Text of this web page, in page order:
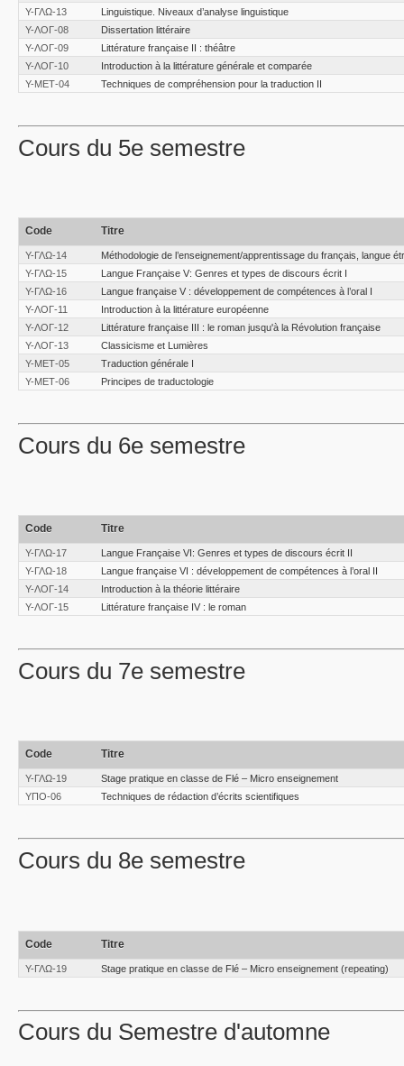
Υ-ΓΛΩ-13
Linguistique. Niveaux d’analyse linguistique
Υ-ΛΟΓ-08
Dissertation littéraire
Υ-ΛΟΓ-09
Littérature française II : théâtre
Υ-ΛΟΓ-10
Introduction à la littérature générale et comparée
Υ-ΜΕΤ-04
Techniques de compréhension pour la traduction ΙΙ
Cours du 5e semestre
Code Titre
Υ-ΓΛΩ-14
Méthodologie de l’enseignement/apprentissage du français, langue
Υ-ΓΛΩ-15
Langue Française V: Genres et types de discours écrit I
Υ-ΓΛΩ-16
Langue française V : développement de compétences à l’oral I
Υ-ΛΟΓ-11
Introduction à la littérature européenne
Υ-ΛΟΓ-12
Littérature française III : le roman jusqu'à la Révolution française
Υ-ΛΟΓ-13
Classicisme et Lumières
Υ-ΜΕΤ-05
Traduction générale I
Υ-ΜΕΤ-06
Principes de traductologie
Cours du 6e semestre
Code Titre
Υ-ΓΛΩ-17
Langue Française VI: Genres et types de discours écrit II
Υ-ΓΛΩ-18
Langue française VI : développement de compétences à l’oral II
Υ-ΛΟΓ-14
Introduction à la théorie littéraire
Υ-ΛΟΓ-15
Littérature française IV : le roman
Cours du 7e semestre
Code Titre
Υ-ΓΛΩ-19
Stage pratique en classe de Flé – Micro enseignement
ΥΠΟ-06
Techniques de rédaction d’écrits scientifiques
Cours du 8e semestre
Code Titre
Υ-ΓΛΩ-19 Stage pratique en classe de Flé – Micro enseignement (repeating)
Cours du Semestre d'automne